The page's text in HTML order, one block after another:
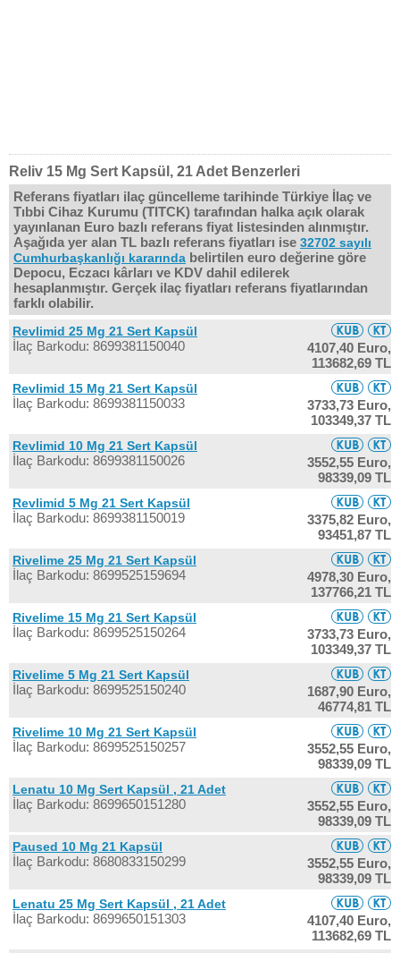
Reliv 15 Mg Sert Kapsül, 21 Adet Benzerleri
Referans fiyatları ilaç güncelleme tarihinde Türkiye İlaç ve
Tıbbi Cihaz Kurumu (TITCK) tarafından halka açık olarak
yayınlanan Euro bazlı referans fiyat listesinden alınmıştır.
Aşağıda yer alan TL bazlı referans fiyatları ise 32702 sayılı
Cumhurbaşkanlığı kararında belirtilen euro değerine göre
Depocu, Eczacı kârları ve KDV dahil edilerek
hesaplanmıştır. Gerçek ilaç fiyatları referans fiyatlarından
farklı olabilir.
Revlimid 25 Mg 21 Sert Kapsül
İlaç Barkodu: 8699381150040
4107,40 Euro,
113682,69 TL
Revlimid 15 Mg 21 Sert Kapsül
İlaç Barkodu: 8699381150033
3733,73 Euro,
103349,37 TL
Revlimid 10 Mg 21 Sert Kapsül
İlaç Barkodu: 8699381150026
3552,55 Euro,
98339,09 TL
Revlimid 5 Mg 21 Sert Kapsül
İlaç Barkodu: 8699381150019
3375,82 Euro,
93451,87 TL
Rivelime 25 Mg 21 Sert Kapsül
İlaç Barkodu: 8699525159694
4978,30 Euro,
137766,21 TL
Rivelime 15 Mg 21 Sert Kapsül
İlaç Barkodu: 8699525150264
3733,73 Euro,
103349,37 TL
Rivelime 5 Mg 21 Sert Kapsül
İlaç Barkodu: 8699525150240
1687,90 Euro,
46774,81 TL
Rivelime 10 Mg 21 Sert Kapsül
İlaç Barkodu: 8699525150257
3552,55 Euro,
98339,09 TL
Lenatu 10 Mg Sert Kapsül , 21 Adet
İlaç Barkodu: 8699650151280
3552,55 Euro,
98339,09 TL
Paused 10 Mg 21 Kapsül
İlaç Barkodu: 8680833150299
3552,55 Euro,
98339,09 TL
Lenatu 25 Mg Sert Kapsül , 21 Adet
İlaç Barkodu: 8699650151303
4107,40 Euro,
113682,69 TL